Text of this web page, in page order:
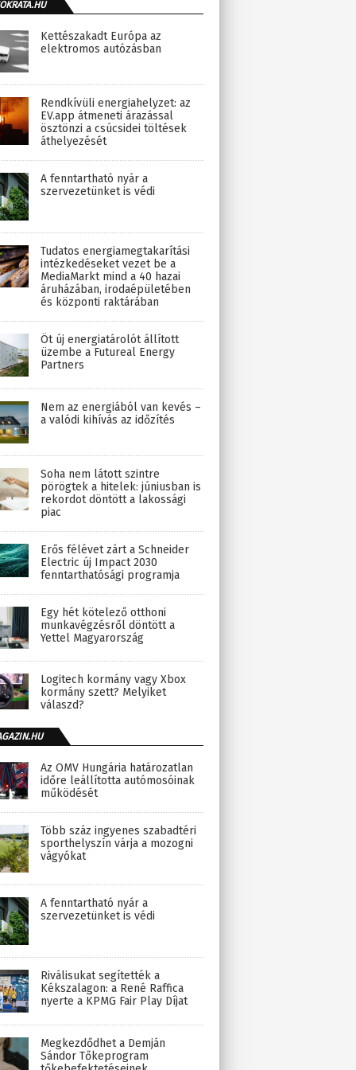
Kettészakadt Európa az
elektromos autózásban
Rendkívüli energiahelyzet: az
EV.app átmeneti árazással
ösztönzi a csúcsidei töltések
áthelyezését
A fenntartható nyár a
szervezetünket is védi
Tudatos energiamegtakarítási
intézkedéseket vezet be a
MediaMarkt mind a 40 hazai
áruházában, irodaépületében
és központi raktárában
Öt új energiatárolót állított
üzembe a Futureal Energy
Partners
Nem az energiából van kevés –
a valódi kihívás az időzítés
Soha nem látott szintre
pörögtek a hitelek: júniusban is
rekordot döntött a lakossági
piac
Erős félévet zárt a Schneider
Electric új Impact 2030
fenntarthatósági programja
Egy hét kötelező otthoni
munkavégzésről döntött a
Yettel Magyarország
Logitech kormány vagy Xbox
kormány szett? Melyiket
válaszd?
Az OMV Hungária határozatlan
időre leállította autómosóinak
működését
Több száz ingyenes szabadtéri
sporthelyszín várja a mozogni
vágyókat
A fenntartható nyár a
szervezetünket is védi
Riválisukat segítették a
Kékszalagon: a René Raffica
nyerte a KPMG Fair Play Díjat
Megkezdődhet a Demján
Sándor Tőkeprogram